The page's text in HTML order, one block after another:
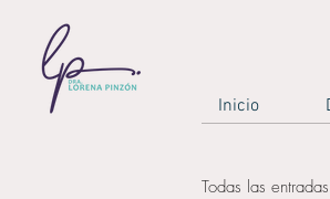
Inicio
Todas las entradas